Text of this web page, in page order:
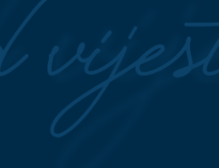
'Razvest ćemo se, bilo je velikih
kriza': Pjevač o supruzi s kojom
34 godine u braku